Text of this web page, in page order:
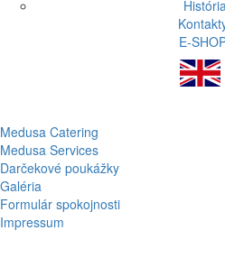
E-
Medusa Catering
Medusa Services
Darčekové poukážky
Galéria
Formulár spokojnosti
Impressum